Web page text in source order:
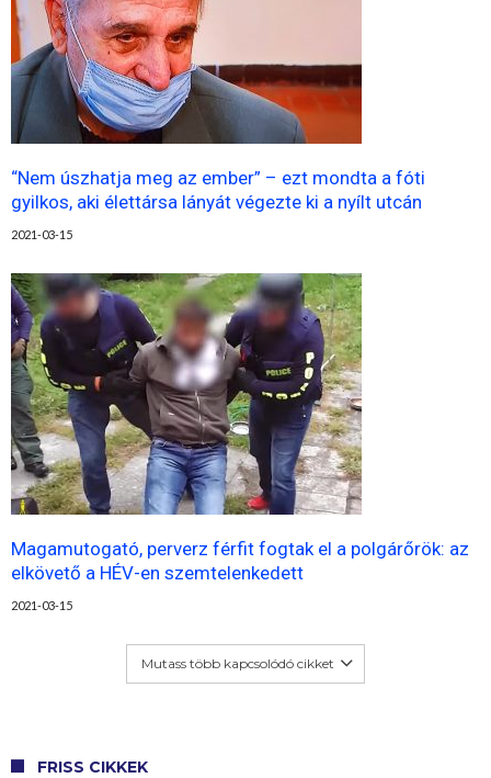
“Nem úszhatja meg az ember” – ezt mondta a fóti
gyilkos, aki élettársa lányát végezte ki a nyílt utcán
2021-03-15
Magamutogató, perverz férfit fogtak el a polgárőrök: az
elkövető a HÉV-en szemtelenkedett
2021-03-15
Mutass több kapcsolódó cikket
FRISS CIKKEK